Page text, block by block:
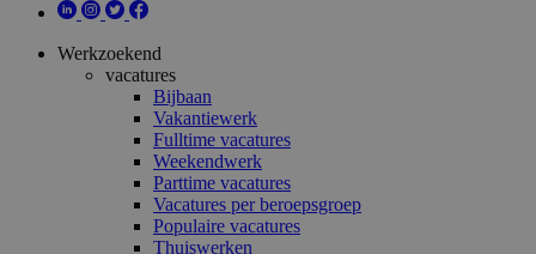
Werkzoekend
vacatures
Bijbaan
Vakantiewerk
Fulltime vacatures
Weekendwerk
Parttime vacatures
Vacatures per beroepsgroep
Populaire vacatures
Thuiswerken